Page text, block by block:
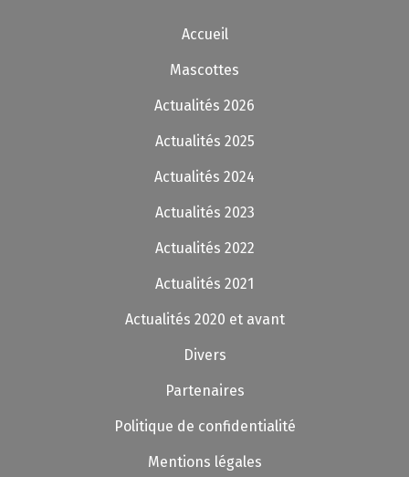
Accueil
Mascottes
Actualités 2026
Actualités 2025
Actualités 2024
Actualités 2023
Actualités 2022
Actualités 2021
Actualités 2020 et avant
Divers
Partenaires
Politique de confidentialité
Mentions légales